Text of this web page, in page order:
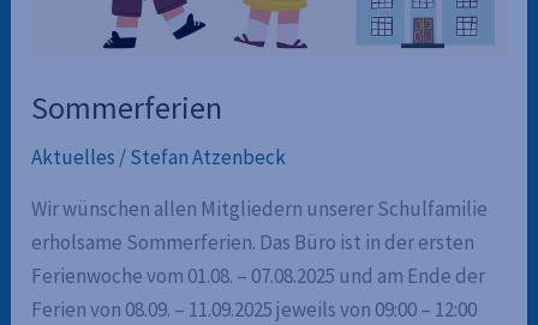
Sommerferien
Aktuelles /Stefan Atzenbeck
Wir wünschen allen Mitgliedern unserer Schulfamilie
erholsame Sommerferien. Das Büro ist in der ersten
Ferienwoche vom 01.08. – 07.08.2025 und am Ende der
Ferien von 08.09. – 11.09.2025 jeweils von 09:00 – 12:00